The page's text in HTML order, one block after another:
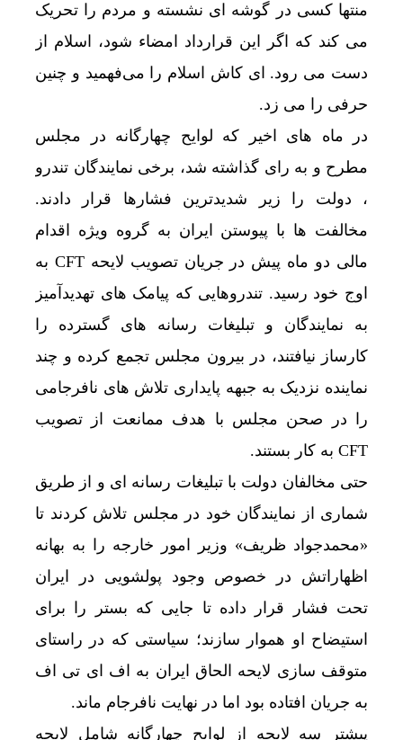
منتها کسی در گوشه ای نشسته و مردم را تحریک
می ‌کند که اگر این قرارداد امضاء شود، اسلام از
دست می ‌رود. ای کاش اسلام را می‌فهمید و چنین
حرفی را می ‌زد.
در ماه های اخیر که لوایح چهارگانه در مجلس
مطرح و به رای گذاشته شد، برخی نمایندگان تندرو
، دولت را زیر شدیدترین فشارها قرار دادند.
مخالفت ها با پیوستن ایران به گروه ویژه اقدام
مالی دو ماه پیش در جریان تصویب لایحه CFT به
اوج خود رسید. تندروهایی که پیامک های تهدیدآمیز
به نمایندگان و تبلیغات رسانه های گسترده را
کارساز نیافتند، در بیرون مجلس تجمع کرده و چند
نماینده نزدیک به جبهه پایداری تلاش های نافرجامی
را در صحن مجلس با هدف ممانعت از تصویب
CFT به کار بستند.
حتی مخالفان دولت با تبلیغات رسانه ای و از طریق
شماری از نمایندگان خود در مجلس تلاش کردند تا
«محمدجواد ظریف» وزیر امور خارجه را به بهانه
اظهاراتش در خصوص وجود پولشویی در ایران
تحت فشار قرار داده تا جایی که بستر را برای
استیضاح او هموار سازند؛ سیاستی که در راستای
متوقف سازی لایحه الحاق ایران به اف ای تی اف
به جریان افتاده بود اما در نهایت نافرجام ماند.
پیشتر سه لایحه از لوایح چهارگانه شامل لایحه